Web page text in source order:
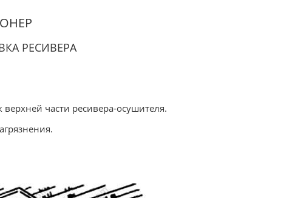
РЕСИВЕРА
части ресивера-осушителя.